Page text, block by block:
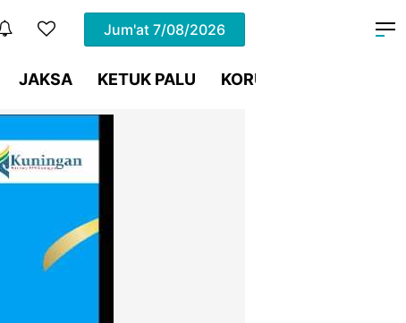
Jum'at 7/08/2026
JAKSA KETUK PALU KORUPSI